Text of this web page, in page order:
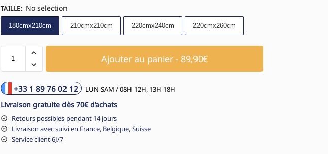
TAILLE: No selection
180cmx210cm 210cmx210cm 220cmx240cm 220cmx260cm
Ajouter au panier - 89,90€
+33 1 89 76 02 12 LUN-SAM / 08H-12H, 13H-18H
Livraison gratuite dès 70€ d’achats
Retours possibles pendant 14 jours
Livraison avec suivi en France, Belgique, Suisse
Service client 6J/7